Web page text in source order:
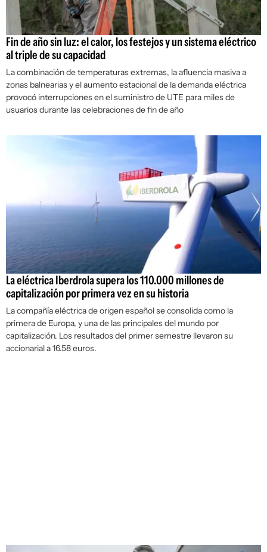
Fin de año sin luz: el calor, los festejos y un sistema eléctrico
al triple de su capacidad
La combinación de temperaturas extremas, la afluencia masiva a
zonas balnearias y el aumento estacional de la demanda eléctrica
provocó interrupciones en el suministro de UTE para miles de
usuarios durante las celebraciones de fin de año
La eléctrica Iberdrola supera los 110.000 millones de
capitalización por primera vez en su historia
La compañía eléctrica de origen español se consolida como la
primera de Europa, y una de las principales del mundo por
capitalización. Los resultados del primer semestre llevaron su
accionarial a 16.58 euros.